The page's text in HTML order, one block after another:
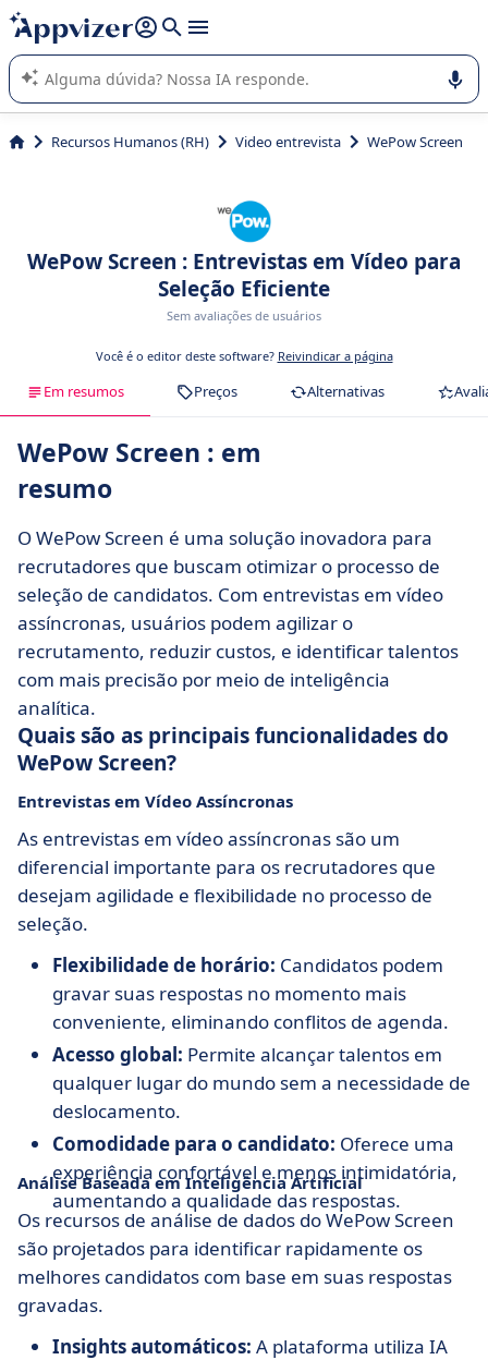
de nossa IA (várias linhas com
A IA do Appvizer o orienta no uso ou na seleção de software
SaaS para sua empresa.
Recursos Humanos (RH) Video entrevista WePow Screen
WePow Screen : Entrevistas em Vídeo para
Seleção Eficiente
Sem avaliações de usuários
Você é o editor deste software? Reivindicar a página
Em resumos Preços Alternativas
WePow Screen : em
resumo
O WePow Screen é uma solução inovadora para
recrutadores que buscam otimizar o processo de
seleção de candidatos. Com entrevistas em vídeo
assíncronas, usuários podem agilizar o
recrutamento, reduzir custos, e identificar talentos
com mais precisão por meio de inteligência
analítica.
Quais são as principais funcionalidades do
WePow Screen?
Entrevistas em Vídeo Assíncronas
As entrevistas em vídeo assíncronas são um
diferencial importante para os recrutadores que
desejam agilidade e flexibilidade no processo de
seleção.
Flexibilidade de horário: Candidatos podem
gravar suas respostas no momento mais
conveniente, eliminando conflitos de agenda.
Acesso global: Permite alcançar talentos em
qualquer lugar do mundo sem a necessidade de
deslocamento.
Comodidade para o candidato: Oferece uma
experiência confortável e menos intimidatória,
aumentando a qualidade das respostas.
Análise Baseada em Inteligência Artificial
Os recursos de análise de dados do WePow Screen
são projetados para identificar rapidamente os
melhores candidatos com base em suas respostas
gravadas.
Insights automáticos: A plataforma utiliza IA